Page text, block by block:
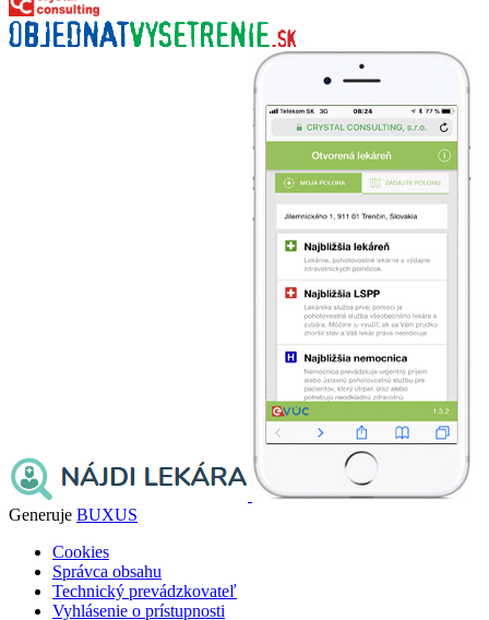
Generuje BUXUS
Cookies
Správca obsahu
Technický prevádzkovateľ
Vyhlásenie o prístupnosti